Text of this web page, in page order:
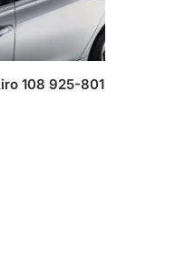
108 925-801